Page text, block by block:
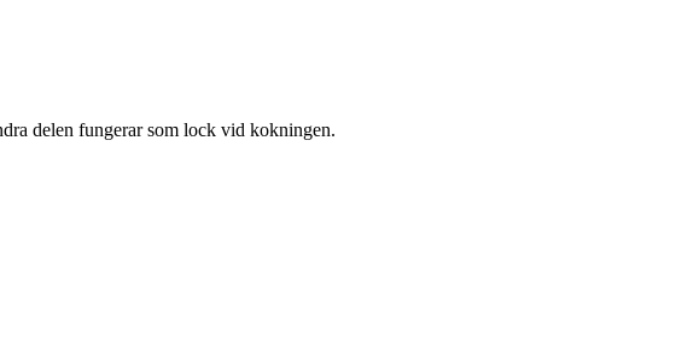
delen fungerar som lock vid kokningen.